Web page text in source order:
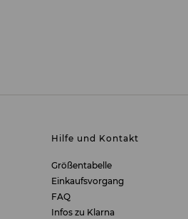
Hilfe und Kontakt
Größentabelle
Einkaufsvorgang
FAQ
Infos zu Klarna